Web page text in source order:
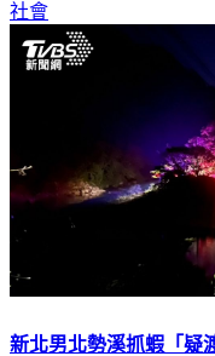
社會
新北男北勢溪抓蝦「